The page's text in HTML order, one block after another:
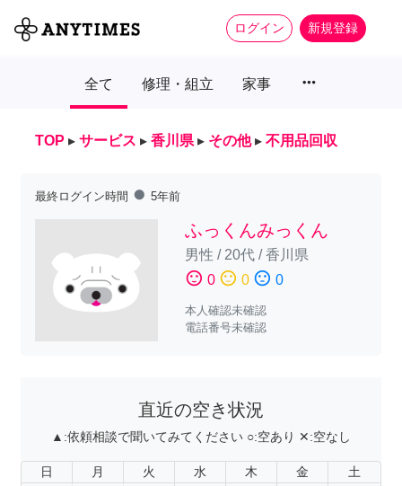
ログイン 新規登録
全て 修理・組立 家事 more_horiz
TOP ▸ サービス ▸ 香川県 ▸ その他 ▸ 不用品回収
最終ログイン時間 fiber_manual_record 5年前
ふっくんみっくん
男性 / 20代/香川県
sentiment_satisfied 0 sentiment_neutral 0 sentiment_dissatisfied 0
本人確認未確認
電話番号未確認
直近の空き状況
▲:依頼相談で聞いてみてください ○:空あり ✕:空なし
日 月 火 水 木 金 土